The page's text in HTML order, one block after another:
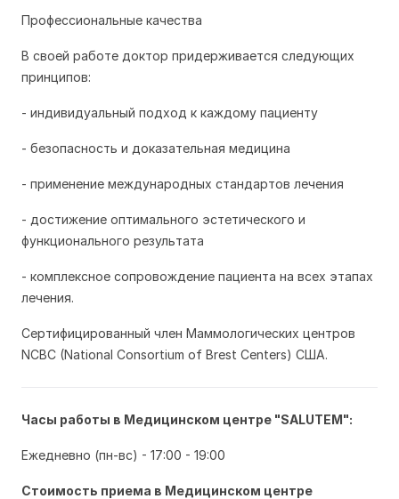
Профессиональные качества
В своей работе доктор придерживается следующих
принципов:
- индивидуальный подход к каждому пациенту
- безопасность и доказательная медицина
- применение международных стандартов лечения
- достижение оптимального эстетического и
функционального результата
- комплексное сопровождение пациента на всех этапах
лечения.
Сертифицированный член Маммологических центров
NCBC (National Consortium of Brest Centers) CША.
Часы работы в Медицинском центре "SALUTEM":
Ежедневно (пн-вс) - 17:00 - 19:00
Стоимость приема в Медицинском центре